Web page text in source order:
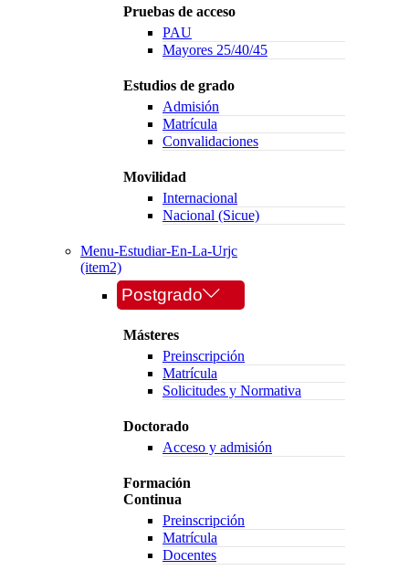
Pruebas de acceso
PAU
Mayores 25/40/45
Estudios de grado
Admisión
Matrícula
Convalidaciones
Movilidad
Internacional
Nacional (Sicue)
Menu-Estudiar-En-La-Urjc
(item2)
Postgrado
Másteres
Preinscripción
Matrícula
Solicitudes y Normativa
Doctorado
Acceso y admisión
Formación
Continua
Preinscripción
Matrícula
Docentes